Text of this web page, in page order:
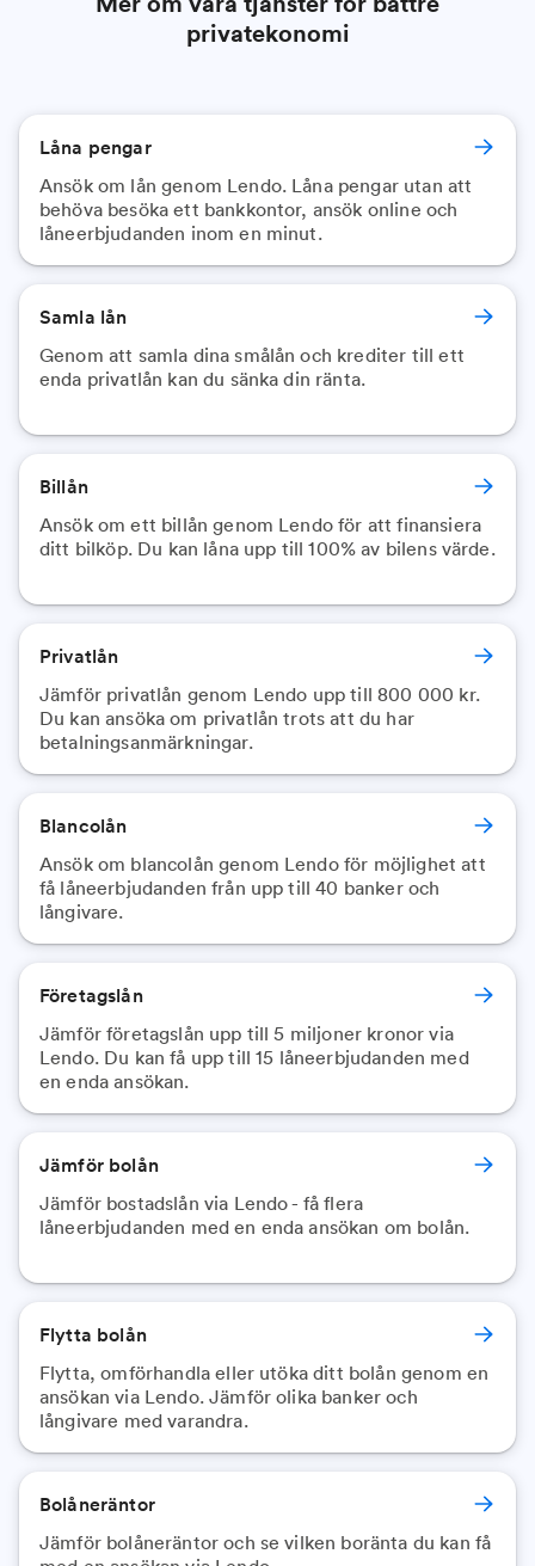
privatekonomi
Låna pengar
Ansök om lån genom Lendo. Låna pengar utan att
behöva besöka ett bankkontor, ansök online och
låneerbjudanden inom en minut.
Samla lån
Genom att samla dina smålån och krediter till ett
enda privatlån kan du sänka din ränta.
Billån
Ansök om ett billån genom Lendo för att finansiera
ditt bilköp. Du kan låna upp till 100% av bilens värde.
Privatlån
Jämför privatlån genom Lendo upp till 800 000 kr.
Du kan ansöka om privatlån trots att du har
betalningsanmärkningar.
Blancolån
Ansök om blancolån genom Lendo för möjlighet att
få låneerbjudanden från upp till 40 banker och
långivare.
Företagslån
Jämför företagslån upp till 5 miljoner kronor via
Lendo. Du kan få upp till 15 låneerbjudanden med
en enda ansökan.
Jämför bolån
Jämför bostadslån via Lendo - få flera
låneerbjudanden med en enda ansökan om bolån.
Flytta bolån
Flytta, omförhandla eller utöka ditt bolån genom en
ansökan via Lendo. Jämför olika banker och
långivare med varandra.
Bolåneräntor
Jämför bolåneräntor och se vilken boränta du kan få